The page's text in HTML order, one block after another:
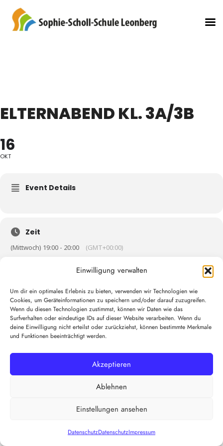
Einwilligung verwalten
Um dir ein optimales Erlebnis zu bieten, verwenden wir Technologien wie
Cookies, um Geräteinformationen zu speichern und/oder darauf zuzugreifen.
Wenn du diesen Technologien zustimmst, können wir Daten wie das
Surfverhalten oder eindeutige IDs auf dieser Website verarbeiten. Wenn du
deine Einwilligung nicht erteilst oder zurückziehst, können bestimmte Merkmale
und Funktionen beeinträchtigt werden.
Akzeptieren
Ablehnen
Einstellungen ansehen
DatenschutzDatenschutzImpressum
ELTERNABEND KL. 3A/3B
16
OKT
Event Details
Zeit
(Mittwoch) 19:00 - 20:00 (GMT+00:00)